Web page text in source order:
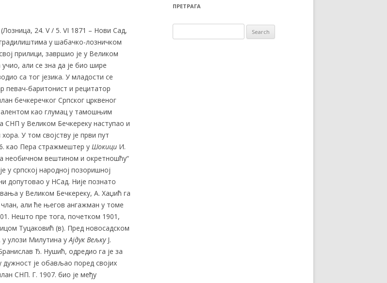
24. V / 5. VI 1871 – Нови Сад,
у шабачко-лозничком
прилици, завршио је у Великом
али се зна да је био шире
са тог језика. У младости се
певач-баритонист и рецитатор
бечкеречког Српског црквеног
као глумац у тамошњим
СНП у Великом Бечкереку наступао и
У том својству је први пут
као Пера стражмештер у Шокици И.
необичном вештином и окретношћу“
у српској народној позоришној
допутовао у НСад. Није познато
у Великом Бечкереку, А. Хаџић га
али ће његов ангажман у томе
Нешто пре тога, почетком 1901,
Туцаковић (в). Пред новосадском
у улози Милутина уАјдук ВељкуЈ.
Ђ. Нушић, одредио га је за
је обављао поред својих
СНП. Г. 1907. био је међу
ПРЕТРАГА